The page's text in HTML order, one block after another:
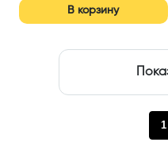
В корзину
1